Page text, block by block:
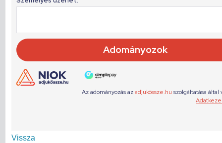
Vissza